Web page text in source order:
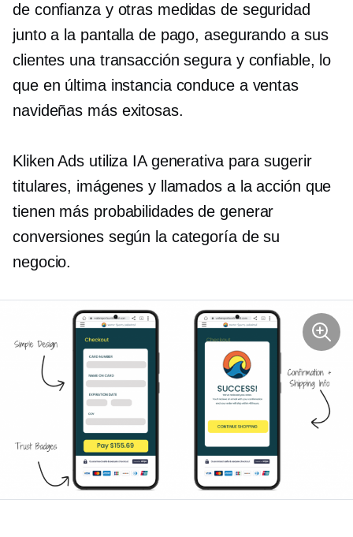
de confianza y otras medidas de seguridad
junto a la pantalla de pago, asegurando a sus
clientes una transacción segura y confiable, lo
que en última instancia conduce a ventas
navideñas más exitosas.
Kliken Ads utiliza IA generativa para sugerir
titulares, imágenes y llamados a la acción que
tienen más probabilidades de generar
conversiones según la categoría de su
negocio.